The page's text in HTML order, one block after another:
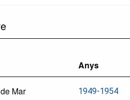
Anys
Mar 1949-1954